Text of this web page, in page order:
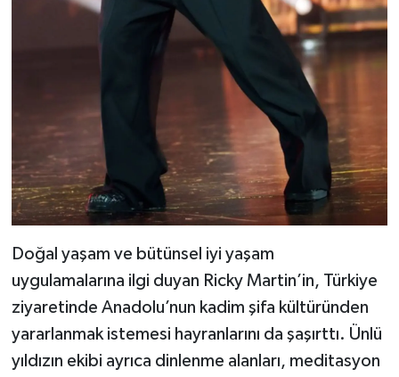
Doğal yaşam ve bütünsel iyi yaşam
uygulamalarına ilgi duyan Ricky Martin’in, Türkiye
ziyaretinde Anadolu’nun kadim şifa kültüründen
yararlanmak istemesi hayranlarını da şaşırttı. Ünlü
yıldızın ekibi ayrıca dinlenme alanları, meditasyon